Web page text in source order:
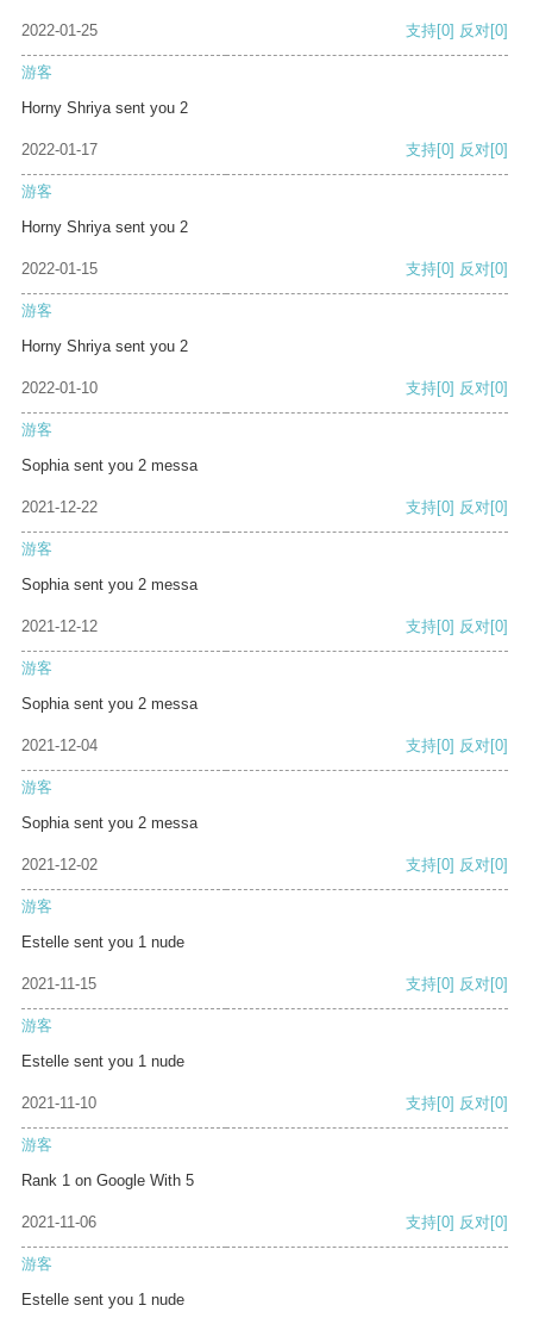
2022-01-25 支持[0] 反对[0]
游客
Horny Shriya sent you 2
2022-01-17 支持[0] 反对[0]
游客
Horny Shriya sent you 2
2022-01-15 支持[0] 反对[0]
游客
Horny Shriya sent you 2
2022-01-10 支持[0] 反对[0]
游客
Sophia sent you 2 messa
2021-12-22 支持[0] 反对[0]
游客
Sophia sent you 2 messa
2021-12-12 支持[0] 反对[0]
游客
Sophia sent you 2 messa
2021-12-04 支持[0] 反对[0]
游客
Sophia sent you 2 messa
2021-12-02 支持[0] 反对[0]
游客
Estelle sent you 1 nude
2021-11-15 支持[0] 反对[0]
游客
Estelle sent you 1 nude
2021-11-10 支持[0] 反对[0]
游客
Rank 1 on Google With 5
2021-11-06 支持[0] 反对[0]
游客
Estelle sent you 1 nude